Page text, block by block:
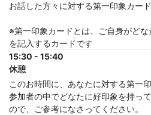
お話した方々に対する第一印象カー
※第一印象カードとは、ご自身がど
を記入するカードです
15:30 - 15:40
休憩
このお時間に、あなたに対する第一
参加者の中でどなたに好印象を持っ
ので、ご参考になさってください。